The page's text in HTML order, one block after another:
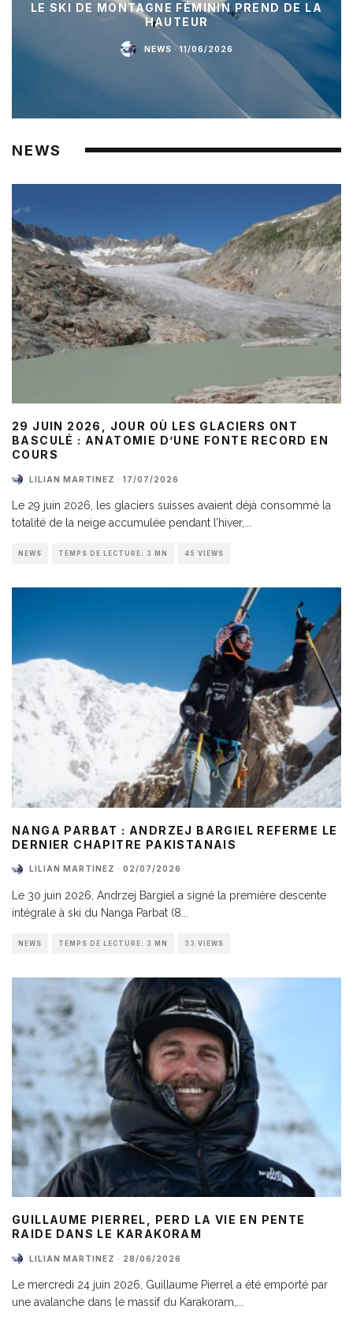
LE SKI DE MONTAGNE FÉMININ PREND DE LA
HAUTEUR
NEWS · 11/06/2026
NEWS
29 JUIN 2026, JOUR OÙ LES GLACIERS ONT
BASCULÉ : ANATOMIE D’UNE FONTE RECORD EN
COURS
LILIAN MARTINEZ · 17/07/2026
Le 29 juin 2026, les glaciers suisses avaient déjà consommé la
totalité de la neige accumulée pendant l’hiver,
NEWS TEMPS DE LECTURE: 3 MN 45 VIEWS
NANGA PARBAT : ANDRZEJ BARGIEL REFERME LE
DERNIER CHAPITRE PAKISTANAIS
LILIAN MARTINEZ · 02/07/2026
Le 30 juin 2026, Andrzej Bargiel a signé la première descente
intégrale à ski du Nanga Parbat (8
NEWS TEMPS DE LECTURE: 3 MN 33 VIEWS
GUILLAUME PIERREL, PERD LA VIE EN PENTE
RAIDE DANS LE KARAKORAM
LILIAN MARTINEZ · 28/06/2026
Le mercredi 24 juin 2026, Guillaume Pierrel a été emporté par
une avalanche dans le massif du Karakoram,...